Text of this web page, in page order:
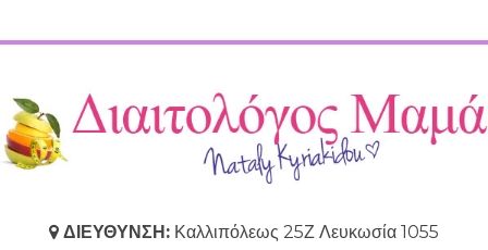
ΔΙΕΥΘΥΝΣΗ: Καλλιπόλεως 25Ζ Λευκωσία 1055